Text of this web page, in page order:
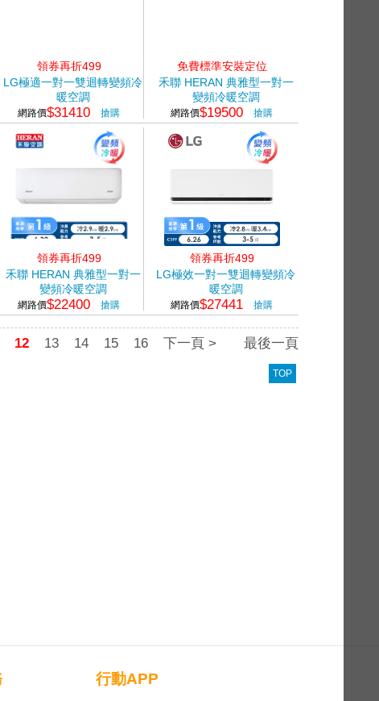
領券再折499
LG極適一對一雙迴轉變頻冷
暖空調
網路價$31410 搶購
免費標準安裝定位
禾聯 HERAN 典雅型一對一
變頻冷暖空調
網路價$19500 搶購
領券再折499
禾聯 HERAN 典雅型一對一
變頻冷暖空調
網路價$22400 搶購
領券再折499
LG極效一對一雙迴轉變頻冷
暖空調
網路價$27441 搶購
12 13 14 15 16 下一頁 > 最後一頁
TOP